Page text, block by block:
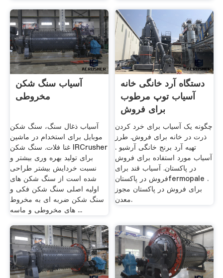
آسیاب سنگ شکن
مخروطی
آسیاب ذغال سنگ، سنگ شکن
موبایل برای استخدام در ماشین
غنا فلات. سنگ شکن IRCrusher
برای تولید بهره وری بیشتر و
نسبت خردایش بیشتر طراحی
شده است از سنگ شکن های
اولیه اصلی سنگ شکن فکی و
سنگ شکن ضربه ای به مخروط
های مخروطی و ماسه ...
دستگاه آرد خانگی خانه
آسیاب توپ مرطوب
برای فروش
چگونه یک آسیاب برای خرد کردن
ذرت در خانه برای فروش. طرز
تهیه آرد برنج خانگی آرشیو .
آسیاب مورد استفاده برای فروش
در پاکستان. آسیاب قند برای
فروش در پاکستانfermopale .
برای فروش در پاکستان مجوز
معدن.